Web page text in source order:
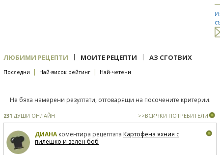
ЛЮБИМИ РЕЦЕПТИ | МОИТЕ РЕЦЕПТИ | АЗ СГОТВИХ
Последни | Най-висок рейтинг | Най-четени
Не бяха намерени резултати, отговарящи на посочените критерии.
231 ДУШИ ОНЛАЙН >>ВСИЧКИ ПОТРЕБИТЕЛИ
ДИАНАкоментира рецептата Картофена яхния с
пилешко и зелен боб